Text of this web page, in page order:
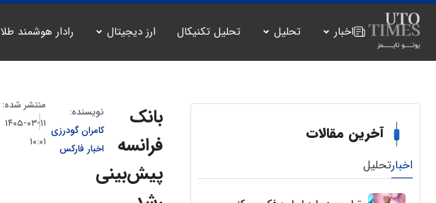
اخبار تحلیل تحلیل تکنیکال ارز دیجیتال رادار هوشمند طلا
آخرین مقالات
اخبارتحلیل
بانک
فرانسه
پیش‌بینی
نویسنده:
کامران گودرزی
اخبار فارکس
منتشر شده:
۱۱-۰۳-۱۴۰۵
۱۰:۰۱